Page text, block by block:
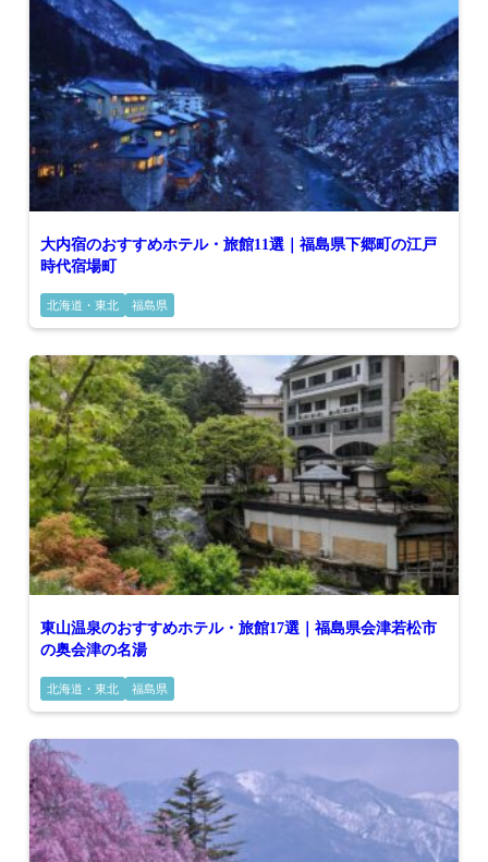
大内宿のおすすめホテル・旅館11選｜福島県下郷町の江戸
時代宿場町
北海道・東北 福島県
東山温泉のおすすめホテル・旅館17選｜福島県会津若松市
の奥会津の名湯
北海道・東北 福島県